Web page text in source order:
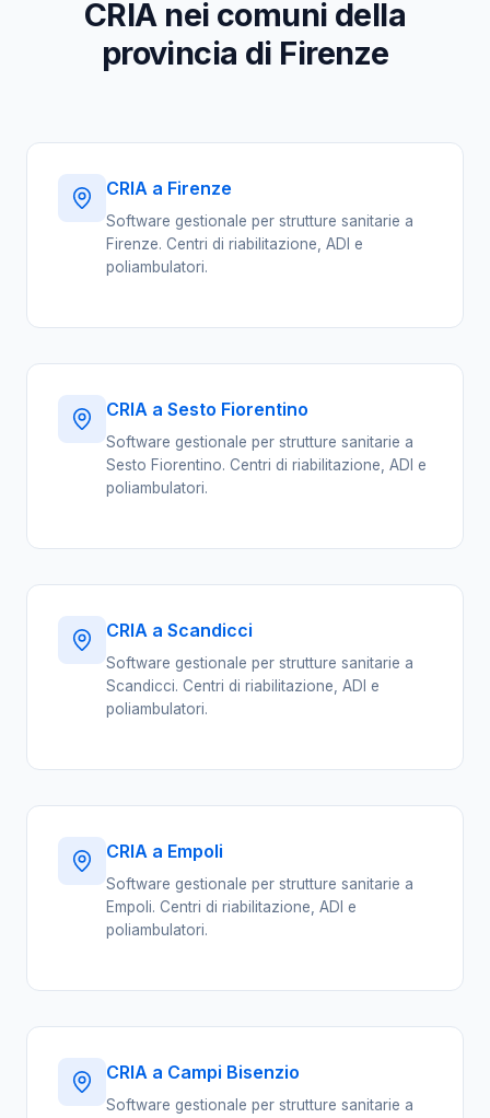
CRIA nei comuni della
provincia di Firenze
CRIA a Firenze
Software gestionale per strutture sanitarie a
Firenze. Centri di riabilitazione, ADI e
poliambulatori.
CRIA a Sesto Fiorentino
Software gestionale per strutture sanitarie a
Sesto Fiorentino. Centri di riabilitazione, ADI e
poliambulatori.
CRIA a Scandicci
Software gestionale per strutture sanitarie a
Scandicci. Centri di riabilitazione, ADI e
poliambulatori.
CRIA a Empoli
Software gestionale per strutture sanitarie a
Empoli. Centri di riabilitazione, ADI e
poliambulatori.
CRIA a Campi Bisenzio
Software gestionale per strutture sanitarie a